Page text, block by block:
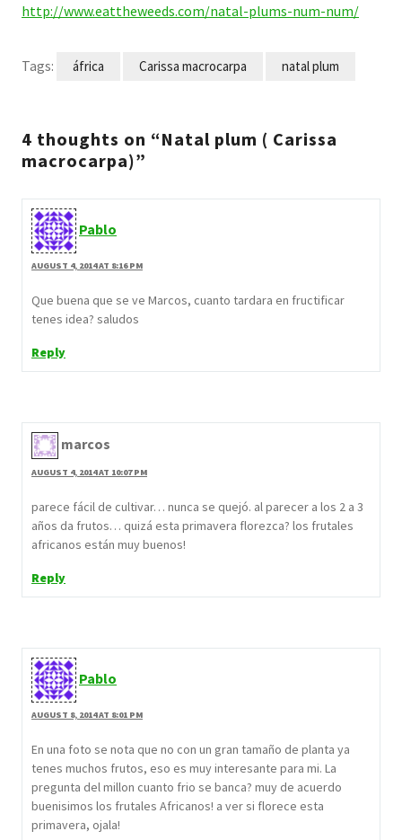
http://www.eattheweeds.com/natal-plums-num-num/
Tags: áfrica Carissa macrocarpa natal plum
4 thoughts on “Natal plum ( Carissa
macrocarpa)”
Pablo
AUGUST 4, 2014 AT 8:16 PM
Que buena que se ve Marcos, cuanto tardara en fructificar
tenes idea? saludos
Reply
marcos
AUGUST 4, 2014 AT 10:07 PM
parece fácil de cultivar… nunca se quejó. al parecer a los 2 a 3
años da frutos… quizá esta primavera florezca? los frutales
africanos están muy buenos!
Reply
Pablo
AUGUST 8, 2014 AT 8:01 PM
En una foto se nota que no con un gran tamaño de planta ya
tenes muchos frutos, eso es muy interesante para mi. La
pregunta del millon cuanto frio se banca? muy de acuerdo
buenisimos los frutales Africanos! a ver si florece esta
primavera, ojala!